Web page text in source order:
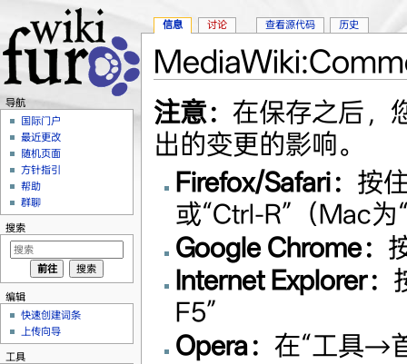
注意： 在保存之后，
出的变更的影响。
Firefox/Safari： 按
或“Ctrl-R”（Mac
Google Chrome：
Internet Explorer：
F5”
Opera： 在“工具→
信息 讨论 查看源代码 历史
导航
国际门户
最近更改
随机页面
方针指引
帮助
群聊
搜索
编辑
快速创建词条
上传向导
工具